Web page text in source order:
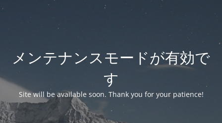
メンテナンスモードが有効で
す
Site will be available soon. Thank you for your patience!